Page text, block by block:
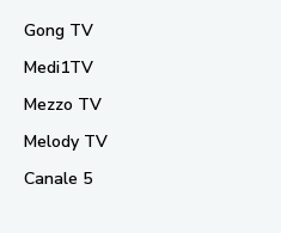
Gong TV
Medi1TV
Mezzo TV
Melody TV
Canale 5